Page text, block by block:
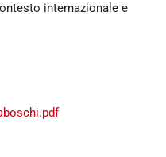
internazionale e